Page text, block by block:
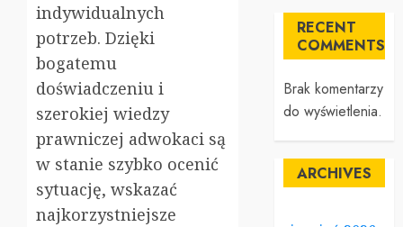
indywidualnych
potrzeb. Dzięki
bogatemu
doświadczeniu i
szerokiej wiedzy
prawniczej adwokaci są
w stanie szybko ocenić
sytuację, wskazać
najkorzystniejsze
RECENT
COMMENTS
Brak komentarzy
do wyświetlenia.
ARCHIVES